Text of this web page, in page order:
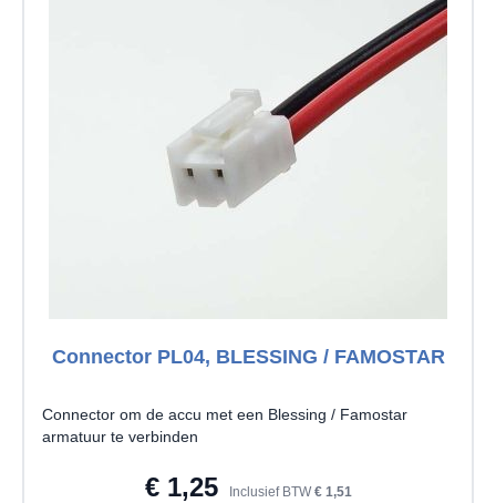
Connector PL04, BLESSING / FAMOSTAR
Connector om de accu met een Blessing / Famostar
armatuur te verbinden
€ 1,25 Inclusief BTW € 1,51